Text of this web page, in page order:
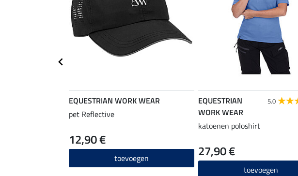
EQUESTRIAN WORK WEAR
pet Reflective
12,90 €
toevoegen
EQUESTRIAN
WORK WEAR
5.0
katoenen poloshirt
27,90 €
toevoegen